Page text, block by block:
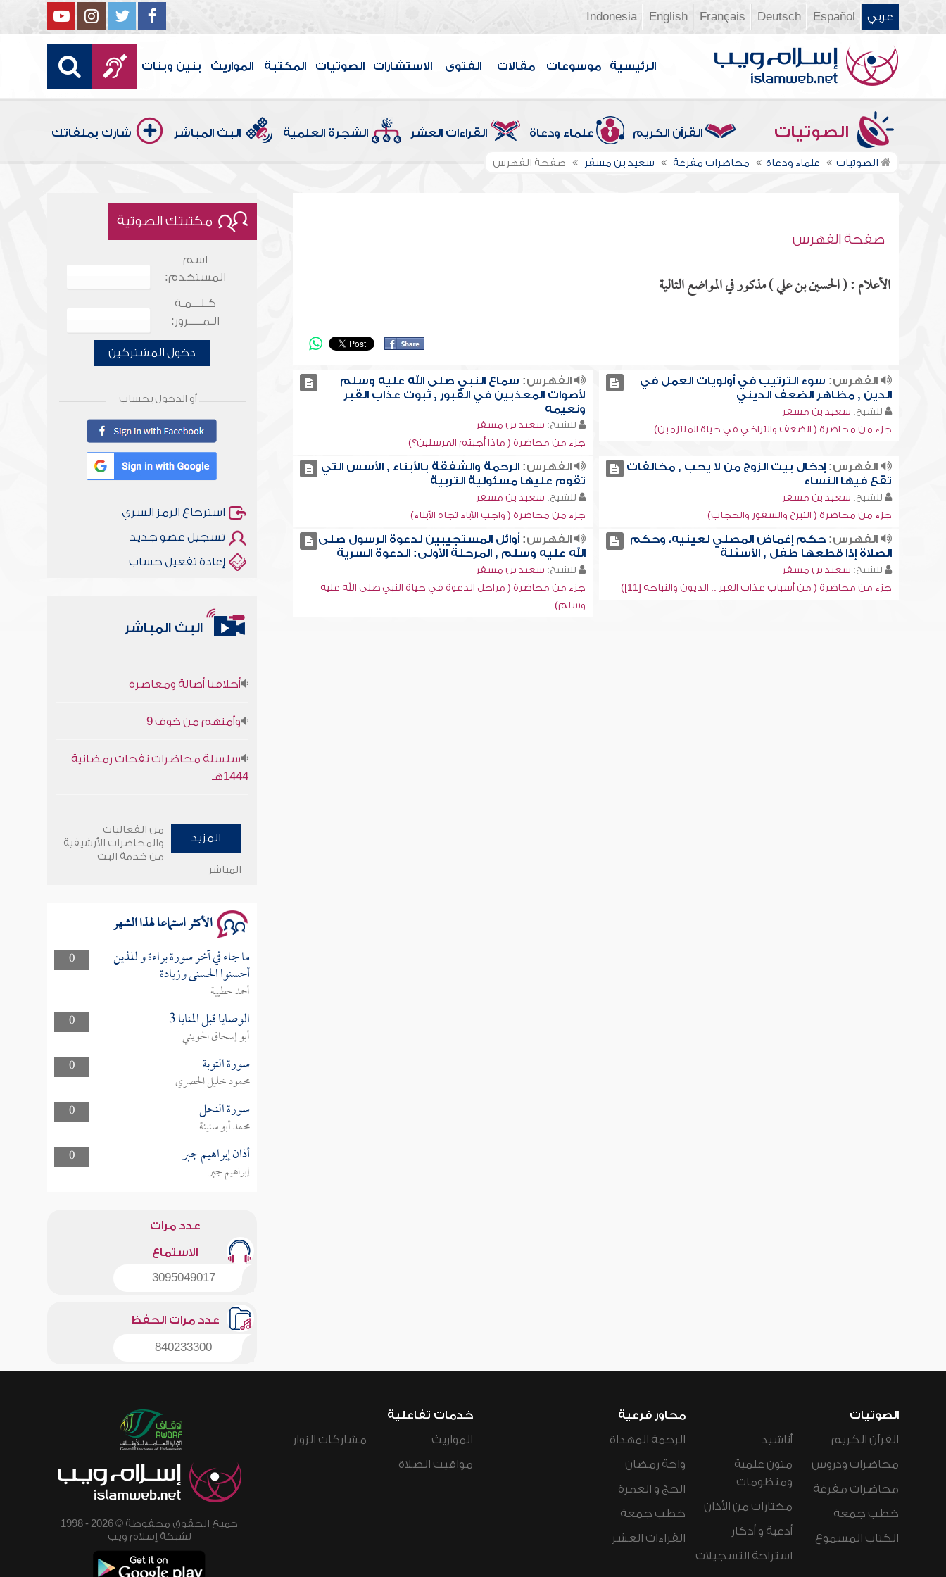
عربي Español
Deutsch
Français
English
Indonesia
الرئيسية موسوعات مقالات الفتوى الاستشارات الصوتيات المكتبة المواريث بنين وبنات
الصوتيات القرآن الكريم علماء ودعاة القراءات العشر الشجرة العلمية البث المباشر شارك بملفاتك
الصوتيات علماء ودعاة محاضرات مفرغة سعيد بن مسفر صفحة الفهرس
صفحة الفهرس
الأعلام : ( الحسين بن علي ) مذكور في المواضع التالية
الفهرس: سوء الترتيب في أولويات العمل في
الدين , مظاهر الضعف الديني
للشيخ: سعيد بن مسفر
جزء من محاضرة ( الضعف والتراخي في حياة الملتزمين)
الفهرس: سماع النبي صلى الله عليه وسلم
لأصوات المعذبين في القبور , ثبوت عذاب القبر
ونعيمه
للشيخ: سعيد بن مسفر
جزء من محاضرة ( ماذا أجبتم المرسلين؟)
الفهرس:إدخال بيت الزوج من لا يحب , مخالفات
تقع فيها النساء
للشيخ: سعيد بن مسفر
جزء من محاضرة ( التبرج والسفور والحجاب)
الفهرس: الرحمة والشفقة بالأبناء , الأسس التي
تقوم عليها مسئولية التربية
للشيخ: سعيد بن مسفر
جزء من محاضرة ( واجب الآباء تجاه الأبناء)
الفهرس:حكم إغماض المصلي لعينيه، وحكم
الصلاة إذا قطعها طفل , الأسئلة
للشيخ: سعيد بن مسفر
جزء من محاضرة ( من أسباب عذاب القبر .. الديون والنياحة [11])
الفهرس: أوائل المستجيبين لدعوة الرسول صلى
الله عليه وسلم , المرحلة الأولى: الدعوة السرية
للشيخ: سعيد بن مسفر
جزء من محاضرة ( مراحل الدعوة في حياة النبي صلى الله عليه
وسلم)
مكتبتك الصوتية
اسم
المستخدم:
كـلـــمـة
الـمـــــرور:
دخول المشتركين
أو الدخول بحساب
استرجاع الرمز السري
تسجيل عضو جديد
إعادة تفعيل حساب
البث المباشر
1444هـ
وأمنهم من خوف 9
سلسلة محاضرات نفحات رمضانية
المزيد
من الفعاليات
والمحاضرات الأرشيفية
من خدمة البث
المباشر
الأكثر استماعا لهذا الشهر
0 ما جاء في آخر سورة براءة و للذين
أحسنوا الحسنى وزيادة
أحمد حطيبة
0
الوصايا قبل المنايا 3
أبو إسحاق الحويني
0
سورة التوبة
محمود خليل الحصري
0
سورة النحل
محمد أبو سنينة
0
أذان إبراهيم جبر
إبراهيم جبر
عدد مرات
الاستماع
3095049017
عدد مرات الحفظ
840233300
الصوتيات
القرآن الكريم
محاضرات ودروس
محاضرات مفرغة
خطب جمعة
الكتاب المسموع
أناشيد
متون علمية
ومنظومات
مختارات من الأذان
أدعية و أذكار
استراحة التسجيلات
محاور فرعية
الرحمة المهداة
واحة رمضان
الحج و العمرة
خطب جمعة
القراءات العشر
خدمات تفاعلية
المواريث
مواقيت الصلاة
مشاركات الزوار
جميع الحقوق محفوظة © 2026 - 1998
لشبكة إسلام ويب